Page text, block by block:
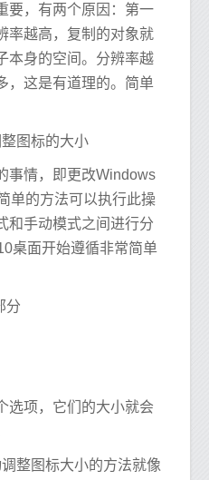
要，有两个原因：第一
率越高，复制的对象就
本身的空间。分辨率越
，这是有道理的。简单
图标的大小
事情，即更改Windows
单的方法可以执行此操
和手动模式之间进行分
桌面开始遵循非常简单
分
选项，它们的大小就会
整图标大小的方法就像